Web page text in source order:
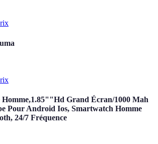
Homme,1.85""Hd Grand Écran/1000 Mah
Pour Android Ios, Smartwatch Homme
24/7 Fréquence